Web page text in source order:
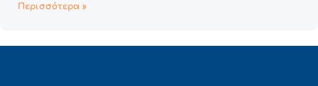
Περισσότερα »